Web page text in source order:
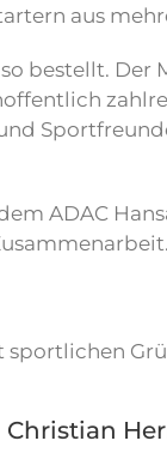
aus
bestellt. Der
ADAC
sportlichen
Christian